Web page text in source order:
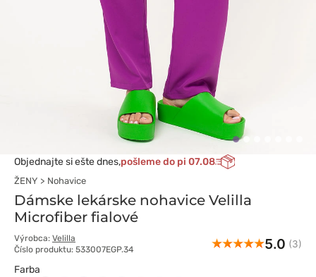
Objednajte si ešte dnes,pošleme do pi 07.08
ŽENY Nohavice
Dámske lekárske nohavice Velilla
Microfiber fialové
Výrobca: Velilla
Číslo produktu: 533007EGP.34
5.0 (3)
Farba